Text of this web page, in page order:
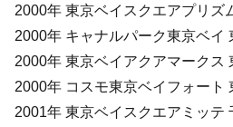
2000年 東京ベイスクエアプリズ
2000年 キャナルパーク東京ベイ
2000年 東京ベイアクアマークス
2000年 コスモ東京ベイフォート
2001年 東京ベイスクエアミッテ